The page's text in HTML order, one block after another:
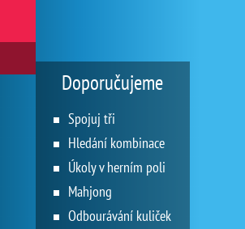
Doporučujeme
Spojuj tři
Hledání kombinace
Úkoly v herním poli
Mahjong
Odbourávání kuliček